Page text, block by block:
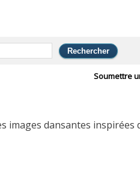
Soumettre
images dansantes inspirées